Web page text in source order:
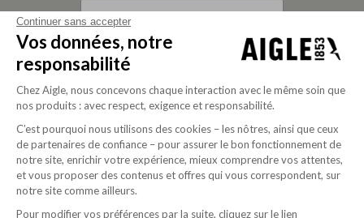
Continuer sans accepter
Vos données, notre
responsabilité
Chez Aigle, nous concevons chaque interaction avec le même soin que
nos produits : avec respect, exigence et responsabilité.
C’est pourquoi nous utilisons des cookies – les nôtres, ainsi que ceux
de partenaires de confiance – pour assurer le bon fonctionnement de
notre site, enrichir votre expérience, mieux comprendre vos attentes,
et vous proposer des contenus et offres qui vous correspondent, sur
notre site comme ailleurs.
Pour modifier vos préférences par la suite, cliquez sur le lien